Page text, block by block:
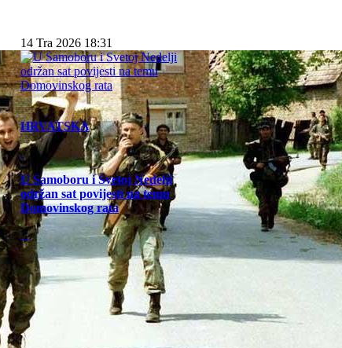
14 Tra 2026 18:31
HRVATSKA
U Samoboru i Svetoj Nedelji
održan sat povijesti na temu
Domovinskog rata